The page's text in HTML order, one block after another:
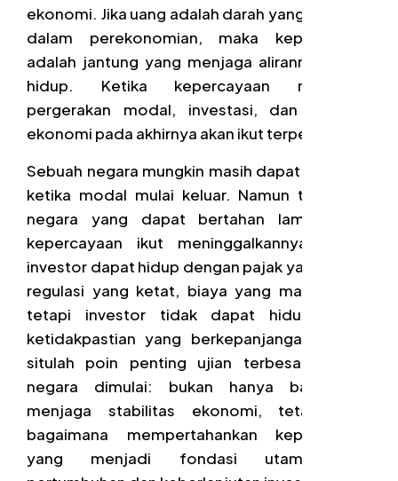
ekonomi. Jika uang adalah darah yang mengalir
dalam perekonomian, maka kepercayaan
adalah jantung yang menjaga alirannya tetap
hidup. Ketika kepercayaan melemah,
pergerakan modal, investasi, dan aktivitas
ekonomi pada akhirnya akan ikut terpengaruh.
Sebuah negara mungkin masih dapat bertahan
ketika modal mulai keluar. Namun tidak ada
negara yang dapat bertahan lama ketika
kepercayaan ikut meninggalkannya karena
investor dapat hidup dengan pajak yang tinggi,
regulasi yang ketat, biaya yang mahal. Akan
tetapi investor tidak dapat hidup dalam
ketidakpastian yang berkepanjangan dan di
situlah poin penting ujian terbesar sebuah
negara dimulai: bukan hanya bagaimana
menjaga stabilitas ekonomi, tetapi juga
bagaimana mempertahankan kepercayaan
yang menjadi fondasi utama bagi